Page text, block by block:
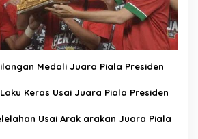
Medali Juara Piala Presiden
Keras Usai Juara Piala Presiden
Usai Arak arakan Juara Piala